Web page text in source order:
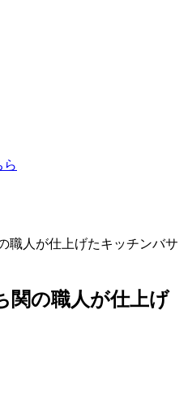
ら
職人が仕上げたキッチンバサ
関の職人が仕上げ